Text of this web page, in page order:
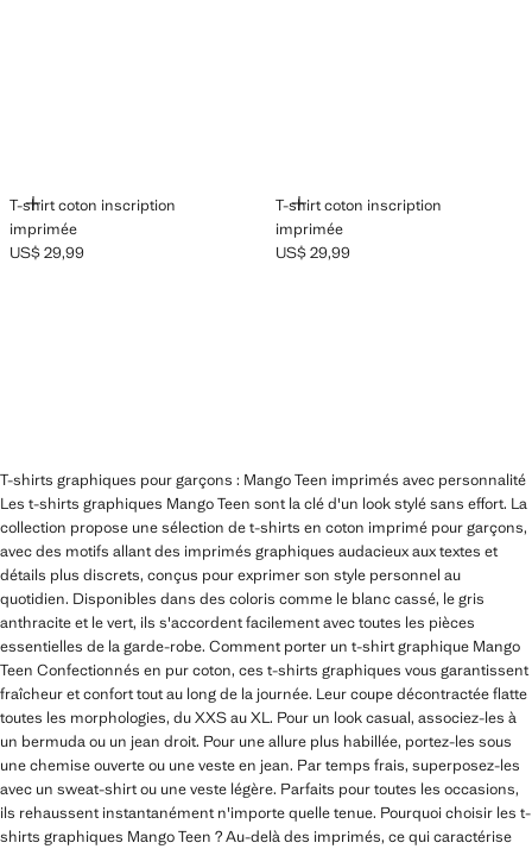
T-shirt coton inscription
imprimée
AJOUTER
Prix actuel [US$ 29,99 ]
US$ 29,99
T-shirt coton inscription
imprimée
AJOUTER
Prix actuel [US$ 29,99 ]
US$ 29,99
T-shirts graphiques pour garçons : Mango Teen imprimés avec personnalité
Les t-shirts graphiques Mango Teen sont la clé d'un look stylé sans effort. La
collection propose une sélection de t-shirts en coton imprimé pour garçons,
avec des motifs allant des imprimés graphiques audacieux aux textes et
détails plus discrets, conçus pour exprimer son style personnel au
quotidien. Disponibles dans des coloris comme le blanc cassé, le gris
anthracite et le vert, ils s'accordent facilement avec toutes les pièces
essentielles de la garde-robe. Comment porter un t-shirt graphique Mango
Teen Confectionnés en pur coton, ces t-shirts graphiques vous garantissent
fraîcheur et confort tout au long de la journée. Leur coupe décontractée flatte
toutes les morphologies, du XXS au XL. Pour un look casual, associez-les à
un bermuda ou un jean droit. Pour une allure plus habillée, portez-les sous
une chemise ouverte ou une veste en jean. Par temps frais, superposez-les
avec un sweat-shirt ou une veste légère. Parfaits pour toutes les occasions,
ils rehaussent instantanément n'importe quelle tenue. Pourquoi choisir les t-
shirts graphiques Mango Teen ? Au-delà des imprimés, ce qui caractérise